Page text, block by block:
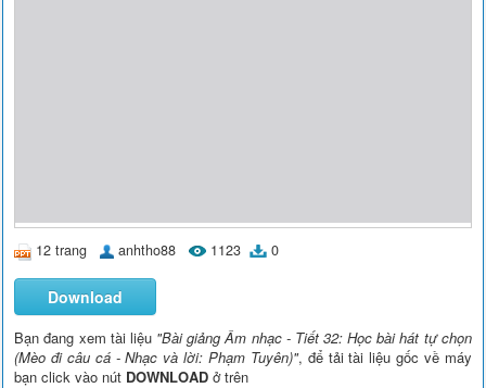
12 trang anhtho88 1123 0
Download
Bạn đang xem tài liệu "Bài giảng Âm nhạc - Tiết 32: Học bài hát tự chọn
(Mèo đi câu cá - Nhạc và lời: Phạm Tuyên)", để tải tài liệu gốc về máy
bạn click vào nút DOWNLOAD ở trên